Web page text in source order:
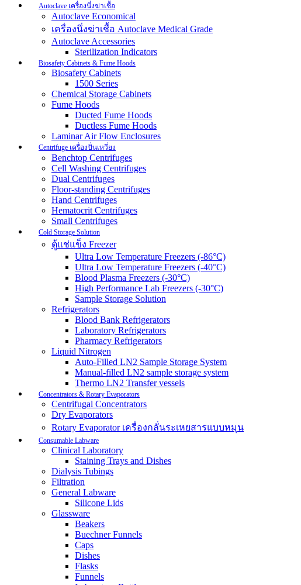
Autoclave เครื่องนึ่งฆ่าเชื้อ
Autoclave Economical
เครื่องนึ่งฆ่าเชื้อ Autoclave Medical Grade
Autoclave Accessories
Sterilization Indicators
Biosafety Cabinets & Fume Hoods
Biosafety Cabinets
1500 Series
Chemical Storage Cabinets
Fume Hoods
Ducted Fume Hoods
Ductless Fume Hoods
Laminar Air Flow Enclosures
Centrifuge เครื่องปั่นเหวี่ยง
Benchtop Centrifuges
Cell Washing Centrifuges
Dual Centrifuges
Floor-standing Centrifuges
Hand Centrifuges
Hematocrit Centrifuges
Small Centrifuges
Cold Storage Solution
ตู้แช่แข็ง Freezer
Ultra Low Temperature Freezers (-86°C)
Ultra Low Temperature Freezers (-40°C)
Blood Plasma Freezers (-30°C)
High Performance Lab Freezers (-30°C)
Sample Storage Solution
Refrigerators
Blood Bank Refrigerators
Laboratory Refrigerators
Pharmacy Refrigerators
Liquid Nitrogen
Auto-Filled LN2 Sample Storage System
Manual-filled LN2 sample storage system
Thermo LN2 Transfer vessels
Concentrators & Rotary Evaporators
Centrifugal Concentrators
Dry Evaporators
Rotary Evaporator เครื่องกลั่นระเหยสารแบบหมุน
Consumable Labware
Clinical Laboratory
Staining Trays and Dishes
Dialysis Tubings
Filtration
General Labware
Silicone Lids
Glassware
Beakers
Buechner Funnels
Caps
Dishes
Flasks
Funnels